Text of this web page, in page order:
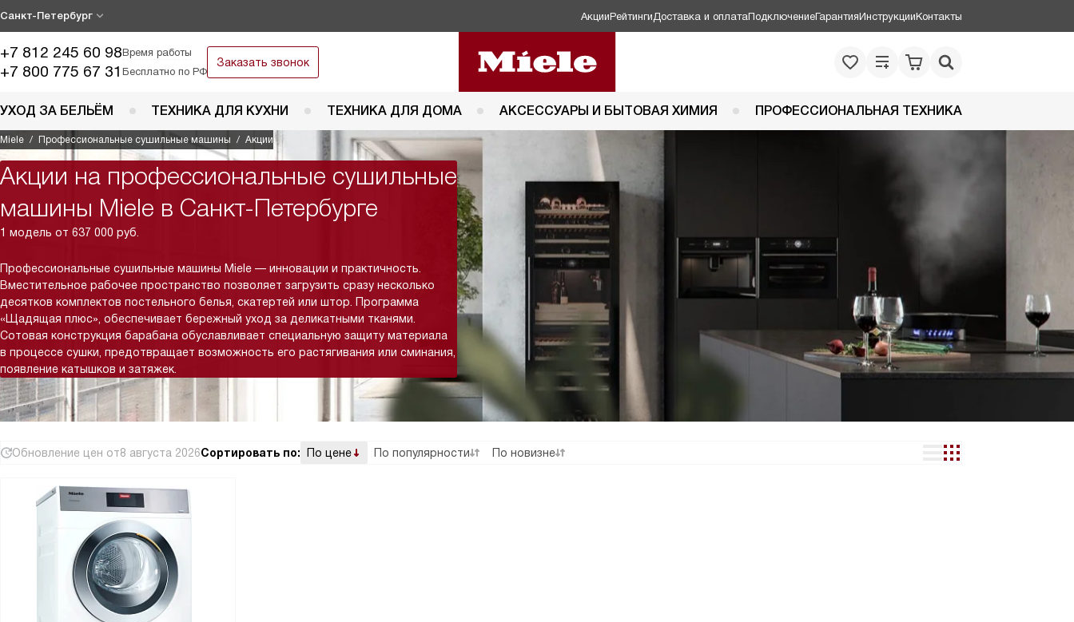
Санкт-Петербург АкцииРейтинги Доставка и оплатаПодключениеГарантияИнструкцииКонтакты
+7 812 245 60 98Время работы
+7 800 775 67 31 Бесплатно по РФ
Заказать звонок
УХОД ЗА БЕЛЬЁМ ТЕХНИКА ДЛЯ КУХНИ ТЕХНИКА ДЛЯ ДОМА АКСЕССУАРЫ И БЫТОВАЯ ХИМИЯ ПРОФЕССИОНАЛЬНАЯ ТЕХНИКА
Miele Профессиональные сушильные машины Акции
Акции на профессиональные сушильные
машины Miele в Санкт-Петербурге
1 модель от 637 000 руб.
Профессиональные сушильные машины Miele — инновации и практичность.
Вместительное рабочее пространство позволяет загрузить сразу несколько
десятков комплектов постельного белья, скатертей или штор. Программа
«Щадящая плюс», обеспечивает бережный уход за деликатными тканями.
Сотовая конструкция барабана обуславливает специальную защиту материала
в процессе сушки, предотвращает возможность его растягивания или сминания,
появление катышков и затяжек.
Обновление цен от8 августа 2026Сортировать по: По цене По популярности По новизне